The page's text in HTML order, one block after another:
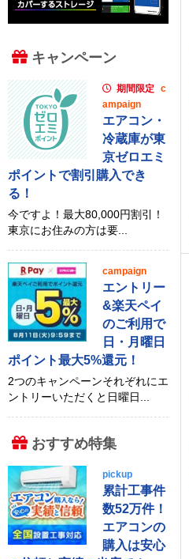
キャンペーン
期間限定 c
ampaign
エアコン・
冷蔵庫が東
京ゼロエミ
ポイントで割引購入でき
る！
今ですよ！最大80,000円割引！
東京にお住みの方は要...
campaign
エントリー
&楽天ペイ
のご利用で
日・月曜日
ポイント最大5%還元！
2つのキャンペーンそれぞれにエ
ントリーいただくと日曜日...
おすすめ特集
pickup
累計工事件
数52万件！
エアコンの
購入は安心